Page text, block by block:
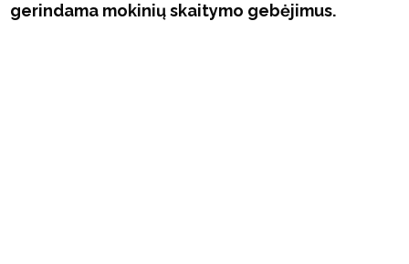
gerindama mokinių skaitymo gebėjimus.